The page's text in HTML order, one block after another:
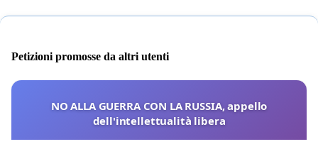
Petizioni promosse da altri utenti
NO ALLA GUERRA CON LA RUSSIA, appello
dell'intellettualità libera